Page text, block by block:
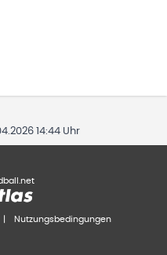
14:44 Uhr
Nutzungsbedingungen